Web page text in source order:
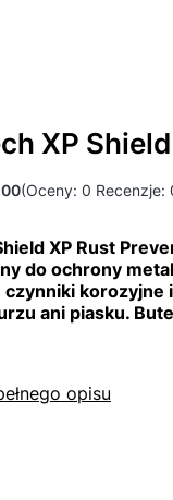
XP
(Oceny: 0 Recenzje:
XP Rust
do ochrony
korozyjne
ani piasku.
opisu